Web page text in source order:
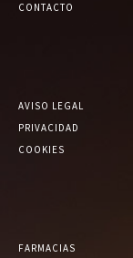
CONTACTO
AVISO LEGAL
PRIVACIDAD
COOKIES
FARMACIAS